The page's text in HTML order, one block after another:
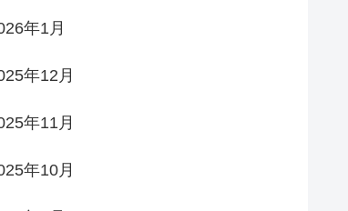
年1月
年12月
年11月
年10月